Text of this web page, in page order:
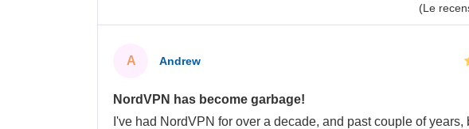
(Le
A Andrew
NordVPN has become garbage!
I've had NordVPN for over a decade, and past couple of years,